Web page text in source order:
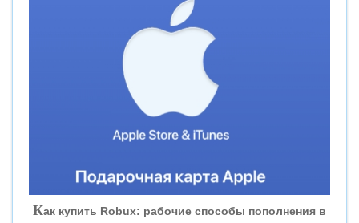
«ВНЕШПРОМБАНК»
«БАНК ГЛОБЭКС»
«СОВКОМБАНК»
Как купить Robux: рабочие способы пополнения в